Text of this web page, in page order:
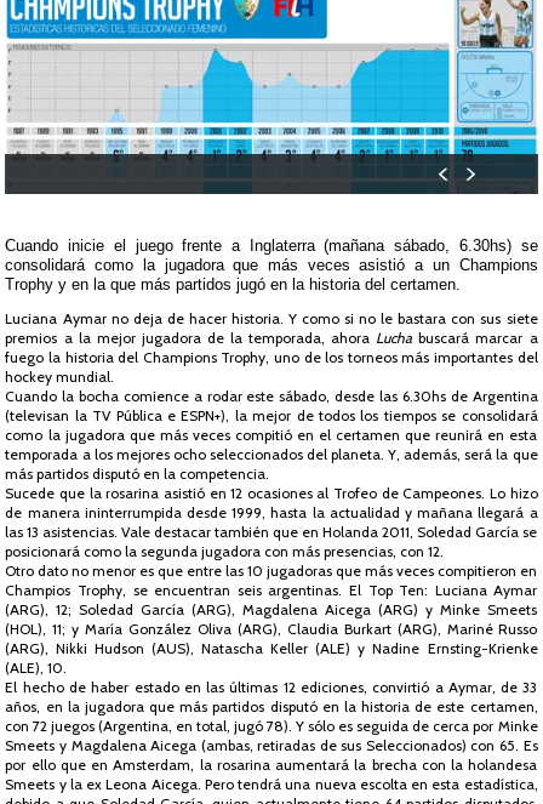
Cuando inicie el juego frente a Inglaterra (mañana sábado, 6.30hs) se
consolidará como la jugadora que más veces asistió a un Champions
Trophy y en la que más partidos jugó en la historia del certamen.
Luciana Aymar no deja de hacer historia. Y como si no le bastara con sus siete
premios a la mejor jugadora de la temporada, ahora Lucha buscará marcar a
fuego la historia del Champions Trophy, uno de los torneos más importantes del
hockey mundial.
Cuando la bocha comience a rodar este sábado, desde las 6.30hs de Argentina
(televisan la TV Pública e ESPN+), la mejor de todos los tiempos se consolidará
como la jugadora que más veces compitió en el certamen que reunirá en esta
temporada a los mejores ocho seleccionados del planeta. Y, además, será la que
más partidos disputó en la competencia.
Sucede que la rosarina asistió en 12 ocasiones al Trofeo de Campeones. Lo hizo
de manera ininterrumpida desde 1999, hasta la actualidad y mañana llegará a
las 13 asistencias. Vale destacar también que en Holanda 2011, Soledad García se
posicionará como la segunda jugadora con más presencias, con 12.
Otro dato no menor es que entre las 10 jugadoras que más veces compitieron en
Champios Trophy, se encuentran seis argentinas. El Top Ten: Luciana Aymar
(ARG), 12; Soledad García (ARG), Magdalena Aicega (ARG) y Minke Smeets
(HOL), 11; y María González Oliva (ARG), Claudia Burkart (ARG), Mariné Russo
(ARG), Nikki Hudson (AUS), Natascha Keller (ALE) y Nadine Ernsting-Krienke
(ALE), 10.
El hecho de haber estado en las últimas 12 ediciones, convirtió a Aymar, de 33
años, en la jugadora que más partidos disputó en la historia de este certamen,
con 72 juegos (Argentina, en total, jugó 78). Y sólo es seguida de cerca por Minke
Smeets y Magdalena Aicega (ambas, retiradas de sus Seleccionados) con 65. Es
por ello que en Amsterdam, la rosarina aumentará la brecha con la holandesa
Smeets y la ex Leona Aicega. Pero tendrá una nueva escolta en esta estadística,